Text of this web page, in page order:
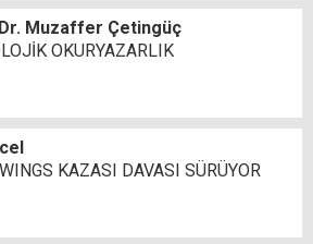
Muzaffer Çetingüç
OKURYAZARLIK
KAZASI DAVASI SÜRÜYOR